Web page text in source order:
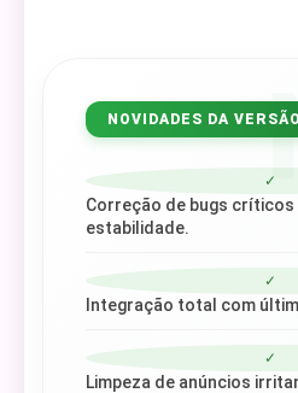
NOVIDADES DA VERSÃO
✓
Correção de bugs críticos
estabilidade.
✓
Integração total com
✓
Limpeza de anúncios